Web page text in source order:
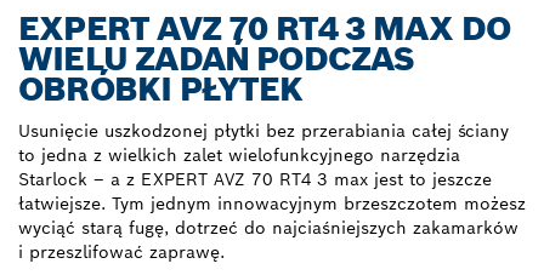
EXPERT AVZ 70 RT4 3 MAX DO
WIELU ZADAŃ PODCZAS
OBRÓBKI PŁYTEK
Usunięcie uszkodzonej płytki bez przerabiania całej ściany
to jedna z wielkich zalet wielofunkcyjnego narzędzia
Starlock – a z EXPERT AVZ 70 RT4 3 max jest to jeszcze
łatwiejsze. Tym jednym innowacyjnym brzeszczotem możesz
wyciąć starą fugę, dotrzeć do najciaśniejszych zakamarków
i przeszlifować zaprawę.